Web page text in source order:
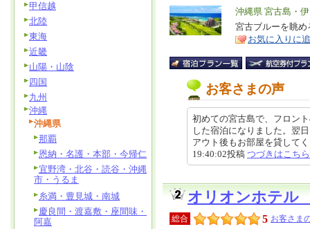
エ
リ
ア
沖縄県 宮古島・
特
徴
宮古ブルーを眺
お気に入りに
お客さまの声
初めての宮古島で、フロン
した宿泊になりました。翌
アウト後もお部屋を貸して
19:40:02投稿 つづきはこちら
オリオンホテル
総合 5 お客さま
甲信越
北陸
東海
近畿
山陽・山陰
四国
九州
沖縄
沖縄県
那覇
恩納・名護・本部・今帰仁
宜野湾・北谷・読谷・沖縄
市・うるま
糸満・豊見城・南城
慶良間・渡嘉敷・座間味・
阿嘉